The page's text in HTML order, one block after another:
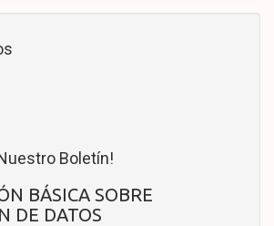
Boletín!
BÁSICA SOBRE
DE DATOS